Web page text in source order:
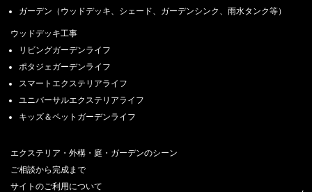
ガーデン（ウッドデッキ、シェード、ガーデンシンク、雨水タンク等）
ウッドデッキ工事
リビングガーデンライフ
ポタジェガーデンライフ
スマートエクステリアライフ
ユニバーサルエクステリアライフ
キッズ＆ペットガーデンライフ
エクステリア・外構・庭・ガーデンのシーン
ご相談から完成まで
サイトのご利用について